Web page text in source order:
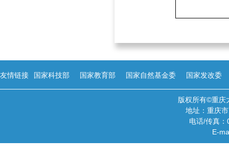
友情链接 国家科技部 国家教育部 国家自然基金委 国家发改委
版权所有©重庆
地址：重庆
电话/传真
E-